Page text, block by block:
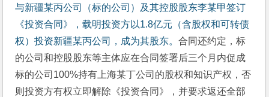
与新疆某丙公司（标的公司）及其控股股东李某甲签订
《投资合同》，载明投资方以1.8亿元（含股权和可转债
权）投资新疆某丙公司，成为其股东。合同还约定，标
的公司和控股股东等主体应在合同签署后三个月内促成
标的公司100%持有上海某丁公司的股权和知识产权，否
则投资方有权立即解除《投资合同》，并要求返还全部